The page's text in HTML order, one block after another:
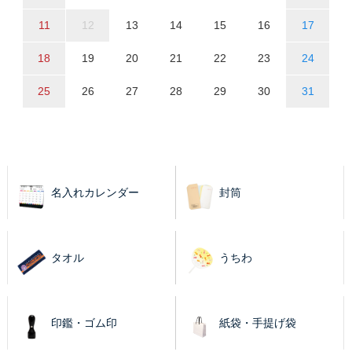
11 12 13 14 15 16 17
18 19 20 21 22 23 24
25 26 27 28 29 30 31
名入れカレンダー 封筒
タオル うちわ
印鑑・ゴム印 紙袋・手提げ袋